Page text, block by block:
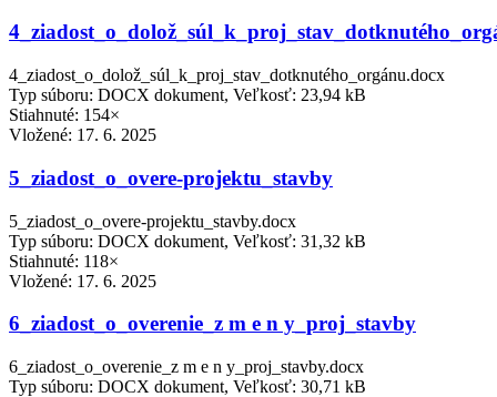
4_ziadost_o_dolož_súl_k_proj_stav_dotknutého_orgánu.docx
Typ súboru: DOCX dokument, Veľkosť: 23,94 kB
Stiahnuté: 154×
Vložené: 17. 6. 2025
5_ziadost_o_overe-projektu_stavby
5_ziadost_o_overe-projektu_stavby.docx
Typ súboru: DOCX dokument, Veľkosť: 31,32 kB
Stiahnuté: 118×
Vložené: 17. 6. 2025
6_ziadost_o_overenie_z m e n y_proj_stavby
6_ziadost_o_overenie_z m e n y_proj_stavby.docx
Typ súboru: DOCX dokument, Veľkosť: 30,71 kB